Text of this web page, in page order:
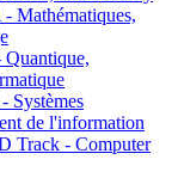
Mathématiques,
Systèmes
de l'information
Track - Computer